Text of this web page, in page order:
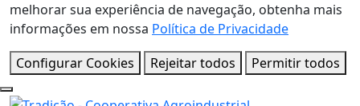
melhorar sua experiência de navegação, obtenha mais
informações em nossa Política de Privacidade
Configurar Cookies
Rejeitar todos Permitir todos